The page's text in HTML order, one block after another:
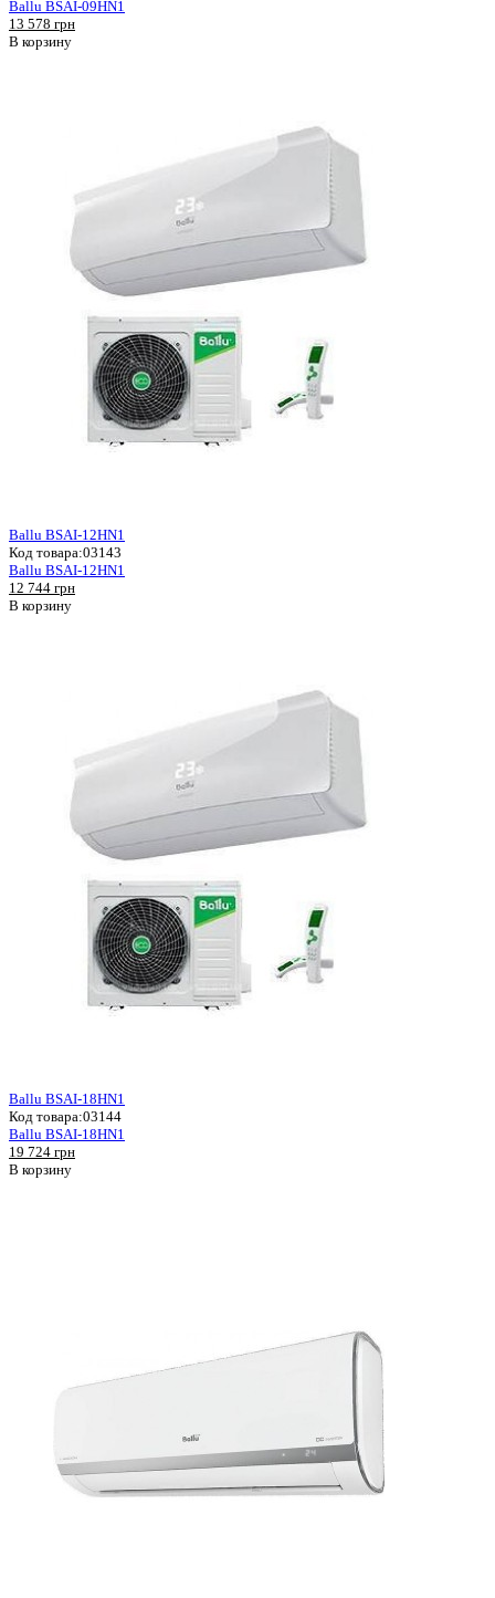
Ballu BSAI-09HN1
13 578 грн
В корзину
Ballu BSAI-12HN1
Код товара:03143
Ballu BSAI-12HN1
12 744 грн
В корзину
Ballu BSAI-18HN1
Код товара:03144
Ballu BSAI-18HN1
19 724 грн
В корзину